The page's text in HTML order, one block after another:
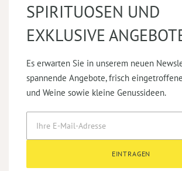
SPIRITUOSEN UND
EXKLUSIVE
Es erwarten Sie in unserem neuen
spannende Angebote, frisch
und Weine sowie kleine Genussideen.
EINTRAGEN